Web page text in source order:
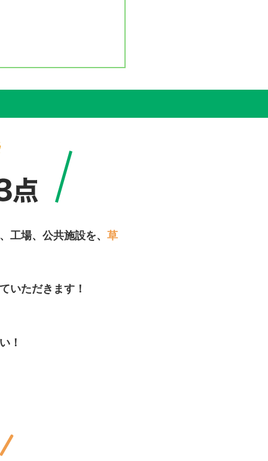
工場、公共施設を、草
いただきます！
！